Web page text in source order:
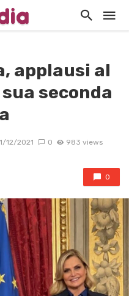
applausi al
seconda
12/2021 0 983 views
0